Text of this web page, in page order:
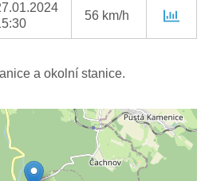
56 km/h
a okolní stanice.